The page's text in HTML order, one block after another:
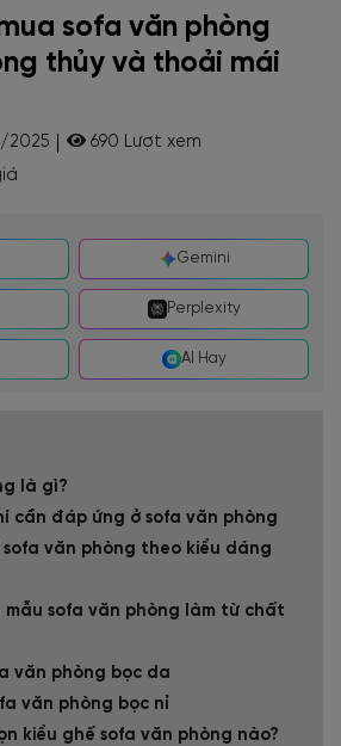
sofa văn phòng
thủy và thoải mái
2025
690 Lượt xem
Gemini
Perplexity
AI Hay
là gì?
cần đáp ứng ở sofa văn phòng
sofa văn phòng theo kiểu dáng
mẫu sofa văn phòng làm từ chất
văn phòng bọc da
văn phòng bọc nỉ
kiểu ghế sofa văn phòng nào?